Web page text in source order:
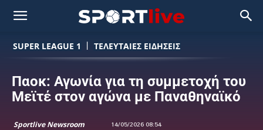
SUPER LEAGUE 1 ΤΕΛΕΥΤΑΙΕΣ ΕΙΔΗΣΕΙΣ
Παοκ: Αγωνία για τη συμμετοχή του
Μεϊτέ στον αγώνα με Παναθηναϊκό
Sportlive Newsroom 14/05/2026 08:54